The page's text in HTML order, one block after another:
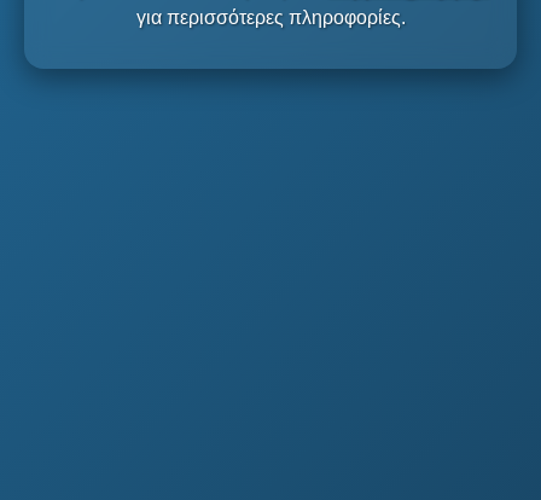
για περισσότερες πληροφορίες.